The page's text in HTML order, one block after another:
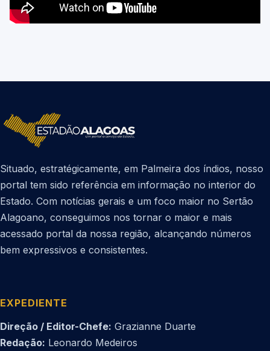
Situado, estratégicamente, em Palmeira dos índios, nosso
portal tem sido referência em informação no interior do
Estado. Com notícias gerais e um foco maior no Sertão
Alagoano, conseguimos nos tornar o maior e mais
acessado portal da nossa região, alcançando números
bem expressivos e consistentes.
EXPEDIENTE
Direção / Editor-Chefe: Grazianne Duarte
Redação: Leonardo Medeiros